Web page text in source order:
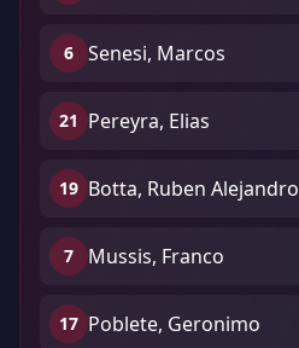
6 Senesi, Marcos
21 Pereyra, Elias
19 Botta, Ruben Alejandro
7 Mussis, Franco
17 Poblete, Geronimo